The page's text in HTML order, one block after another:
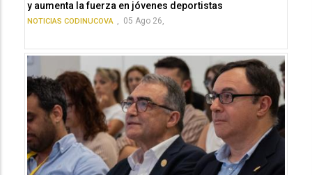
y aumenta la fuerza en jóvenes deportistas
NOTICIAS CODINUCOVA , 05 Ago 26,